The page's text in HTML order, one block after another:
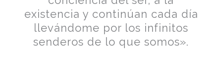
existencia y continúan cada día
llevándome por los infinitos
senderos de lo que somos».